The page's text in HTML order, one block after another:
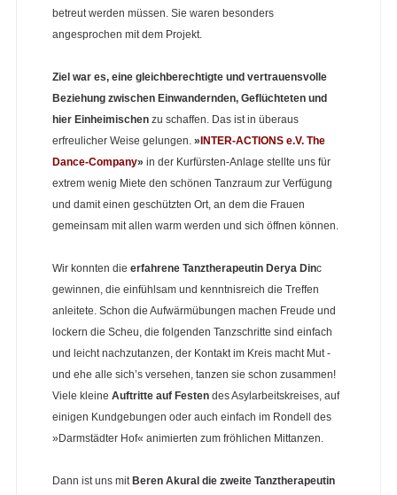
betreut werden müssen. Sie waren besonders
angesprochen mit dem Projekt.
Ziel war es, eine gleichberechtigte und vertrauensvolle
Beziehung zwischen Einwandernden, Geflüchteten und
hier Einheimischenzu schaffen. Das ist in überaus
erfreulicher Weise gelungen. » INTER-ACTIONS e.V. The
Dance-Company» in der Kurfürsten-Anlage stellte uns für
extrem wenig Miete den schönen Tanzraum zur Verfügung
und damit einen geschützten Ort, an dem die Frauen
gemeinsam mit allen warm werden und sich öffnen können.
Wir konnten die erfahrene Tanztherapeutin Derya Dinc
gewinnen, die einfühlsam und kenntnisreich die Treffen
anleitete. Schon die Aufwärmübungen machen Freude und
lockern die Scheu, die folgenden Tanzschritte sind einfach
und leicht nachzutanzen, der Kontakt im Kreis macht Mut -
und ehe alle sich’s versehen, tanzen sie schon zusammen!
Viele kleine Auftritte auf Festendes Asylarbeitskreises, auf
einigen Kundgebungen oder auch einfach im Rondell des
»Darmstädter Hof« animierten zum fröhlichen Mittanzen.
Dann ist uns mit Beren Akural die zweite Tanztherapeutin